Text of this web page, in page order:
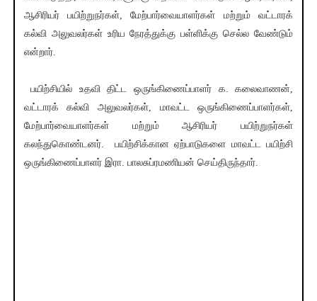
ஆசிரியர் பயிற்றுநர்கள், மேற்பார்வையாளர்கள் மற்றும் வட்டாரக்
கல்வி அலுவலர்கள் உரிய நேரத்துக்கு பள்ளிக்கு செல்ல வேண்டும்
என்றார்.
பயிற்சியில் உதவி திட்ட ஒருங்கிணைப்பாளர் க. கலைவாணன்,
வட்டாரக் கல்வி அலுவலர்கள், மாவட்ட ஒருங்கிணைப்பாளர்கள்,
மேற்பார்வையாளர்கள் மற்றும் ஆசிரியர் பயிற்றுநர்கள்
கலந்துகொண்டனர். பயிற்சிக்கான ஏற்பாடுகளை மாவட்ட பயிற்சி
ஒருங்கிணைப்பாளர் இரா. பாலசுப்ரமணியன் செய்திருந்தார்.